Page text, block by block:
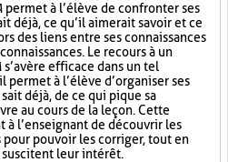
permet à l’élève de confronter ses
déjà, ce qu’il aimerait savoir et ce
des liens entre ses connaissances
Le recours à un
s’avère efficace dans un tel
permet à l’élève d’organiser ses
déjà, de ce qui pique sa
au cours de la leçon. Cette
l’enseignant de découvrir les
pouvoir les corriger, tout en
leur intérêt.